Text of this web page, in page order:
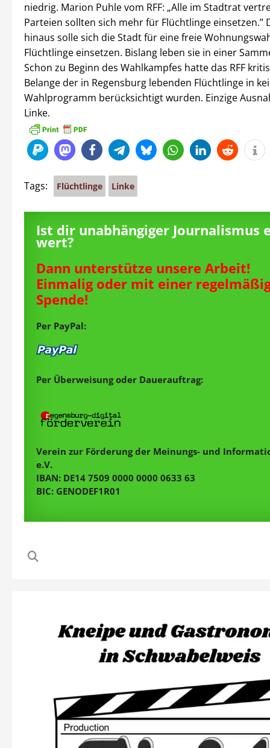
niedrig. Marion Puhle vom RFF: „Alle im Stadtrat
Parteien sollten sich mehr für Flüchtlinge einsetzen.”
hinaus solle sich die Stadt für eine freie
Flüchtlinge einsetzen. Bislang leben sie in einer
Schon zu Beginn des Wahlkampfes hatte das RFF
Belange der in Regensburg lebenden Flüchtlinge in
Wahlprogramm berücksichtigt wurden. Einzige
Linke.
Tags: Flüchtlinge Linke
Ist dir unabhängiger Journalismus
wert?
Dann unterstütze unsere Arbeit!
Einmalig oder mit einer
Spende!
Per PayPal:
Per Überweisung oder Dauerauftrag:
Verein zur Förderung der Meinungs- und
e.V.
IBAN: DE14 7509 0000 0000 0633 63
BIC: GENODEF1R01